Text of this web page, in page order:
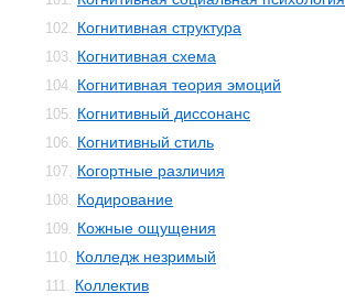
102. Когнитивная структура
103. Когнитивная схема
104. Когнитивная теория эмоций
105. Когнитивный диссонанс
106. Когнитивный стиль
107. Когортные различия
108. Кодирование
109. Кожные ощущения
110. Колледж незримый
111. Коллектив